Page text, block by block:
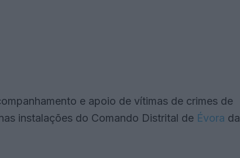
e apoio de vítimas de crimes de
instalações do Comando Distrital de Évora da